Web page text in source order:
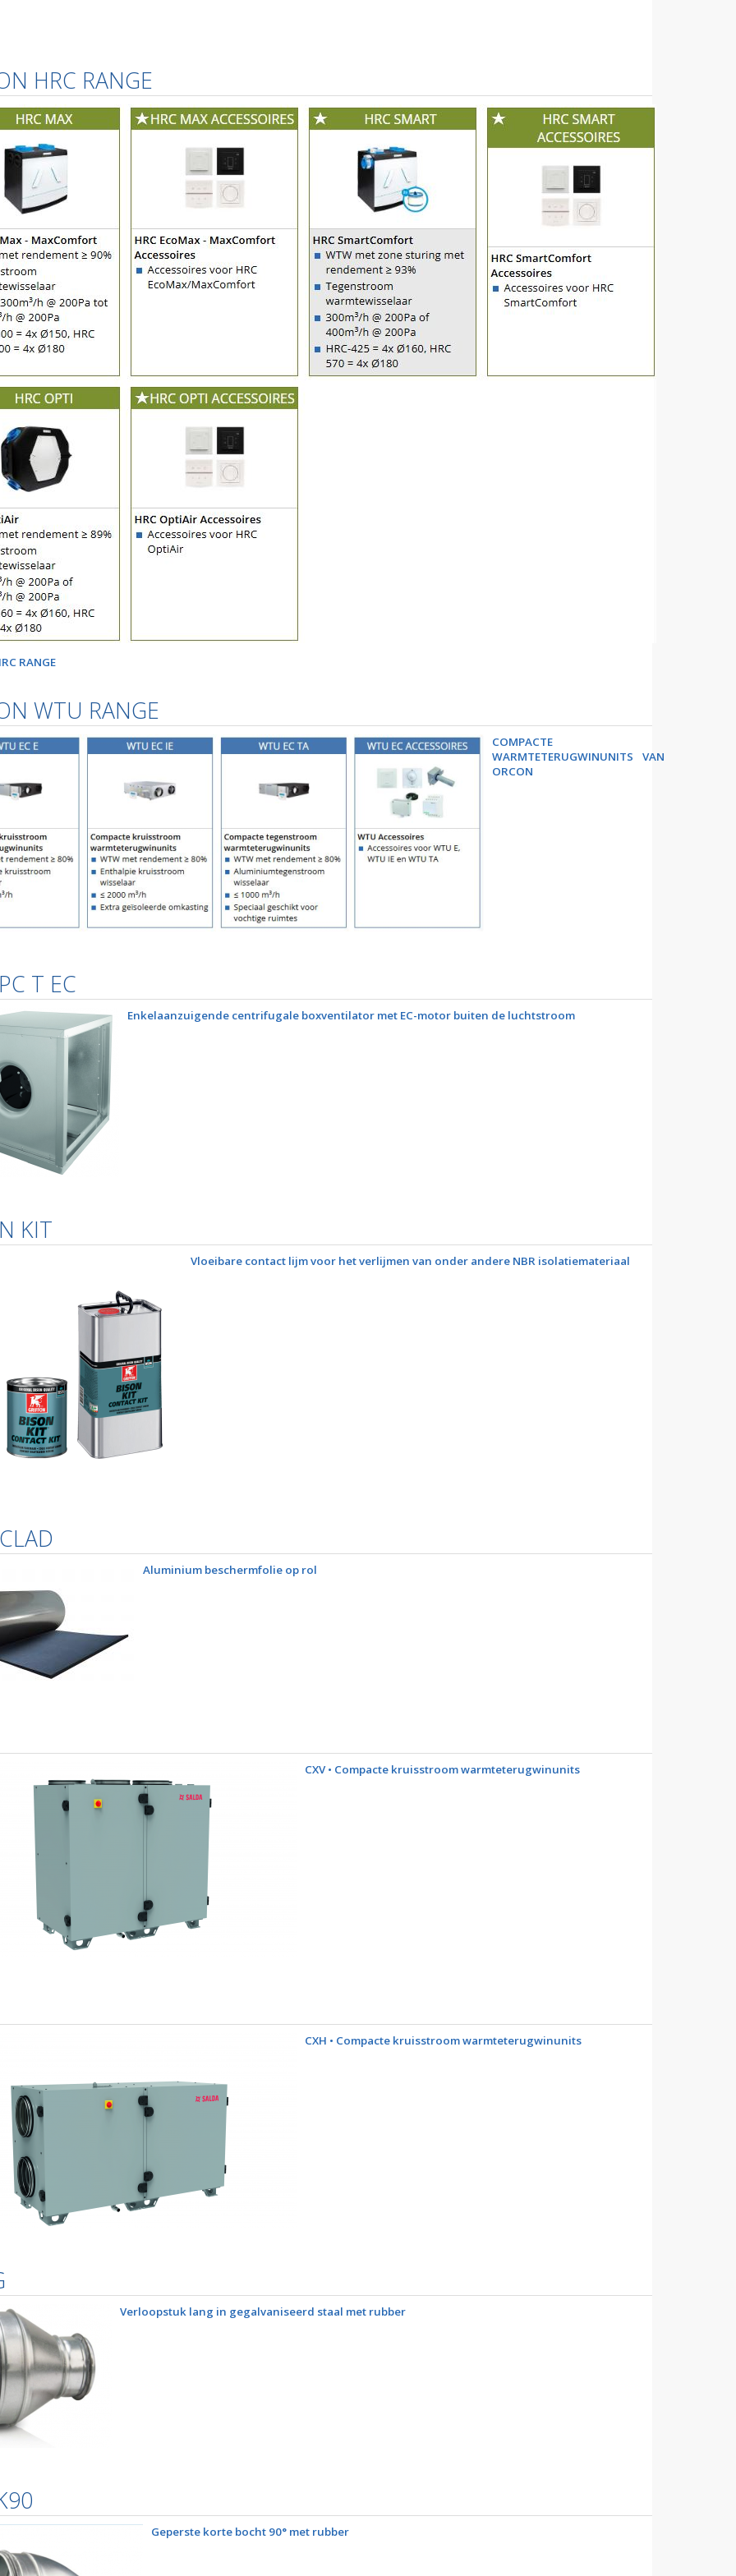
HRC RANGE
RANGE
WTU RANGE
COMPACTE
WARMTETERUGWINUNITS VAN
ORCON
T EC
Enkelaanzuigende centrifugale boxventilator met EC-motor buiten de luchtstroom
KIT
Vloeibare contact lijm voor het verlijmen van onder andere NBR isolatiemateriaal
Aluminium beschermfolie op rol
CXV • Compacte kruisstroom warmteterugwinunits
CXH • Compacte kruisstroom warmteterugwinunits
Verloopstuk lang in gegalvaniseerd staal met rubber
Geperste korte bocht 90° met rubber